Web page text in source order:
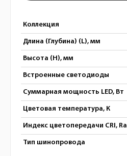
Коллекция
Длина (Глубина) (L), мм
Высота (H), мм
Встроенные светодиоды
Суммарная мощность LED, Вт
Цветовая температура, К
Индекс цветопередачи CRI, Ra
Тип шинопровода